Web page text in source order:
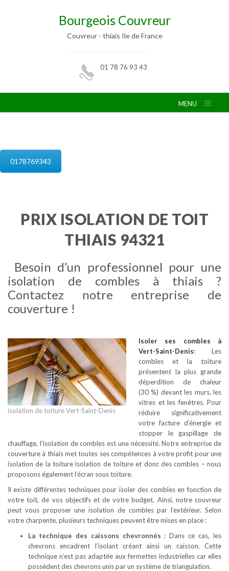
Bourgeois Couvreur
Couvreur - thiais Ile de France
01 78 76 93 43
MENU
0178769343
PRIX ISOLATION DE TOIT
THIAIS 94321
Besoin d’un professionnel pour une
isolation de combles à thiais ?
Contactez notre entreprise de
couverture !
isolation de toiture Vert-Saint-Denis
Isoler ses combles à
Vert-Saint-Denis: Les
combles et la toiture
présentent la plus grande
déperdition de chaleur
(30 %) devant les murs, les
vitres et les fenêtres. Pour
réduire significativement
votre facture d’énergie et
stopper le gaspillage de
chauffage, l’isolation de combles est une nécessité. Notre entreprise de
couverture à thiais met toutes ses compétences à votre profit pour une
isolation de la toiture isolation de toiture et donc des combles – nous
proposons également l’écran sous toiture.
Il existe différentes techniques pour isoler des combles en fonction de
votre toit, de vos objectifs et de votre budget. Ainsi, notre couvreur
peut vous proposer une isolation de combles par l’extérieur. Selon
votre charpente, plusieurs techniques peuvent être mises en place :
La technique des caissons chevronnés : Dans ce cas, les
chevrons encadrent l’isolant créant ainsi un caisson. Cette
technique n’est pas adaptée aux fermettes industrielles car elles
possèdent des chevrons unis par un système de triangulation.